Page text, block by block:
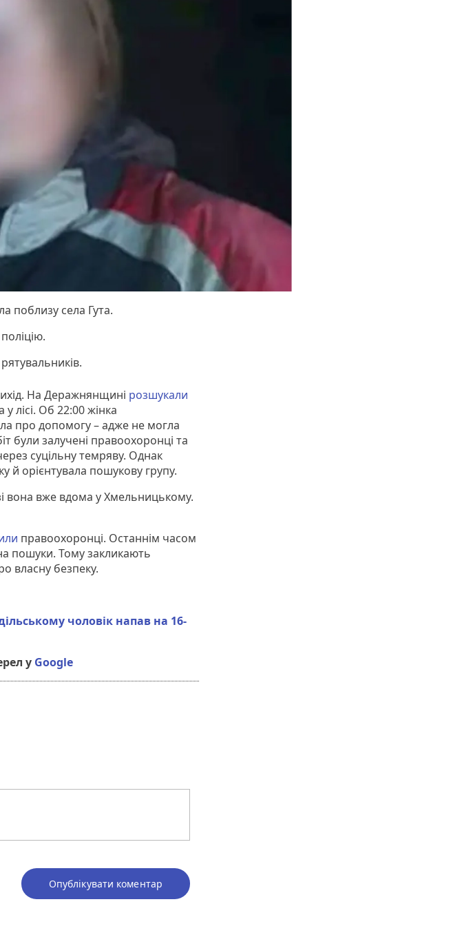
поблизу села Гута.
На Деражнянщині розшукали
лісі. Об 22:00 жінка
про допомогу – адже не могла
були залучені правоохоронці та
суцільну темряву. Однак
й орієнтувала пошукову групу.
вона вже вдома у Хмельницькому.
правоохоронці. Останнім часом
пошуки. Тому закликають
власну безпеку.
чоловік напав на 16-
у Google
Опублікувати коментар